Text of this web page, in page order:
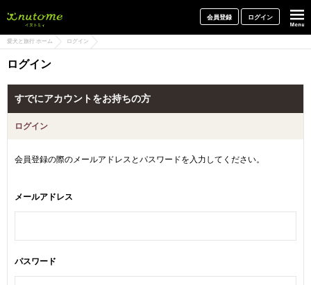
会員登録 ログイン
愛犬と旅行 ホーム ログイン
ログイン
すでにアカウントをお持ちの方
ログイン
会員登録の際のメールアドレスとパスワードを入力してください。
メールアドレス
パスワード